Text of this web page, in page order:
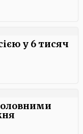
у 6 тисяч